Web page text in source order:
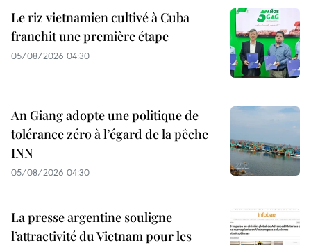
Le riz vietnamien cultivé à Cuba
franchit une première étape
05/08/2026 04:30
An Giang adopte une politique de
tolérance zéro à l’égard de la pêche
INN
05/08/2026 04:30
La presse argentine souligne
l’attractivité du Vietnam pour les